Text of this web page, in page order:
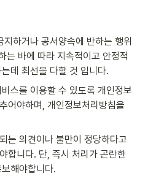
하거나 공서양속에 반하는 행위
는 바에 따라 지속적이고 안정적
데 최선을 다할 것 입니다.
스를 이용할 수 있도록 개인정보
어야하며, 개인정보처리방침을
는 의견이나 불만이 정당하다고
합니다. 단, 즉시 처리가 곤란한
해야합니다.